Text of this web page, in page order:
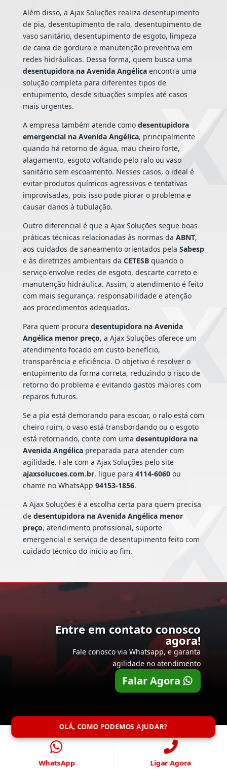
Além disso, a Ajax Soluções realiza desentupimento
de pia, desentupimento de ralo, desentupimento de
vaso sanitário, desentupimento de esgoto, limpeza
de caixa de gordura e manutenção preventiva em
redes hidráulicas. Dessa forma, quem busca uma
desentupidora na Avenida Angélicaencontra uma
solução completa para diferentes tipos de
entupimento, desde situações simples até casos
mais urgentes.
A empresa também atende como desentupidora
emergencial na Avenida Angélica, principalmente
quando há retorno de água, mau cheiro forte,
alagamento, esgoto voltando pelo ralo ou vaso
sanitário sem escoamento. Nesses casos, o ideal é
evitar produtos químicos agressivos e tentativas
improvisadas, pois isso pode piorar o problema e
causar danos à tubulação.
Outro diferencial é que a Ajax Soluções segue boas
práticas técnicas relacionadas às normas da ABNT,
aos cuidados de saneamento orientados pela Sabesp
e às diretrizes ambientais da CETESBquando o
serviço envolve redes de esgoto, descarte correto e
manutenção hidráulica. Assim, o atendimento é feito
com mais segurança, responsabilidade e atenção
aos procedimentos adequados.
Para quem procura desentupidora na Avenida
Angélica menor preço, a Ajax Soluções oferece um
atendimento focado em custo-benefício,
transparência e eficiência. O objetivo é resolver o
entupimento da forma correta, reduzindo o risco de
retorno do problema e evitando gastos maiores com
reparos futuros.
Se a pia está demorando para escoar, o ralo está com
cheiro ruim, o vaso está transbordando ou o esgoto
está retornando, conte com uma desentupidora na
Avenida Angélicapreparada para atender com
agilidade. Fale com a Ajax Soluções pelo site
ajaxsolucoes.com.br, ligue para 4114-6060ou
chame no WhatsApp 94153-1856.
A Ajax Soluções é a escolha certa para quem precisa
de desentupidora na Avenida Angélica menor
preço, atendimento profissional, suporte
emergencial e serviço de desentupimento feito com
cuidado técnico do início ao fim.
Entre em contato conosco
agora!
Fale conosco via Whatsapp, e garanta
agilidade no atendimento
Falar Agora
OLÁ, COMO PODEMOS AJUDAR?
WhatsApp Ligar Agora